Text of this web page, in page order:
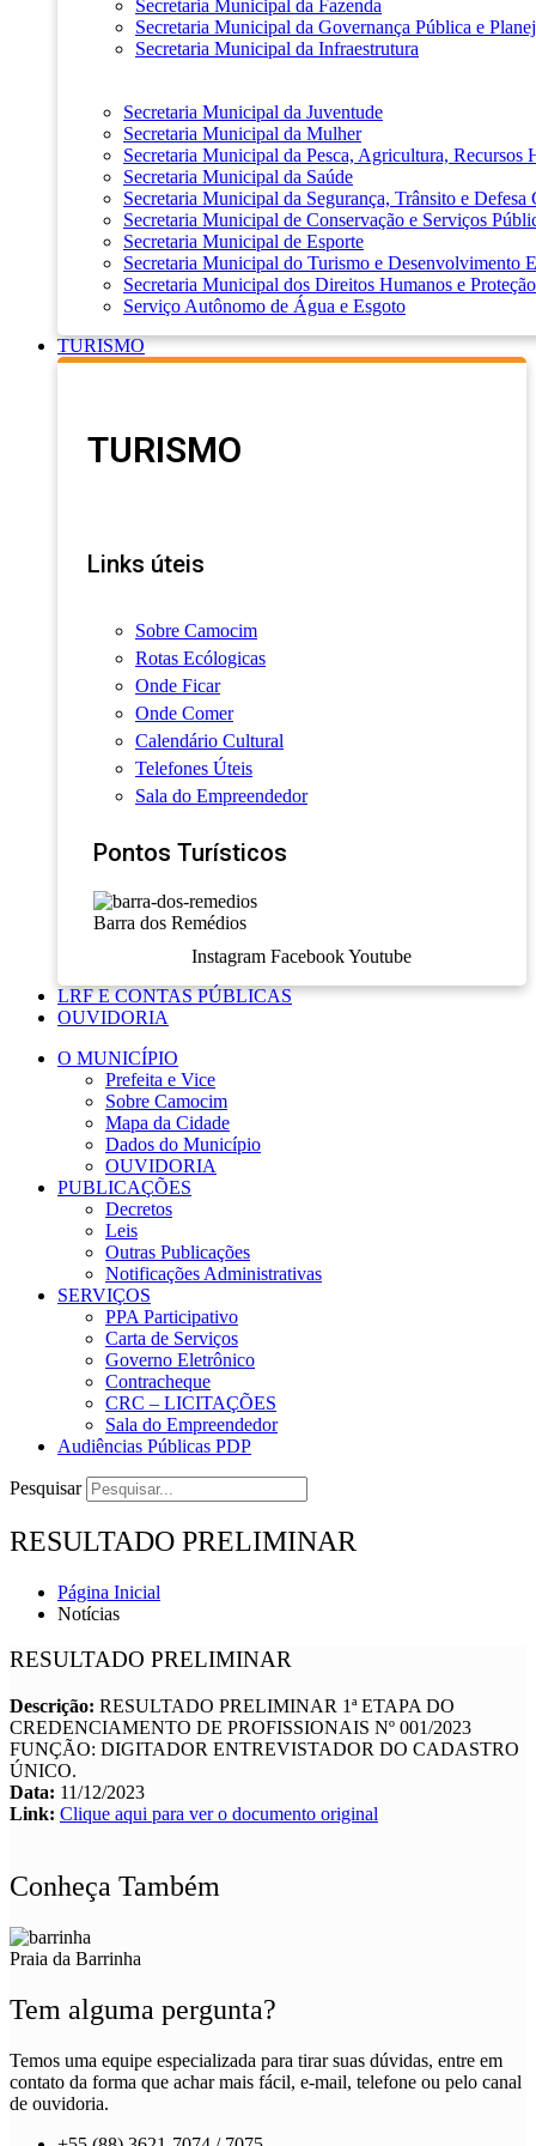
Secretaria Municipal da Fazenda
Secretaria Municipal da Governança Pública e
Secretaria Municipal da Infraestrutura
Secretaria Municipal da Juventude
Secretaria Municipal da Mulher
Secretaria Municipal da Pesca, Agricultura, Recursos
Secretaria Municipal da Saúde
Secretaria Municipal da Segurança, Trânsito e Defesa
Secretaria Municipal de Conservação e Serviços
Secretaria Municipal de Esporte
Secretaria Municipal do Turismo e Desenvolvimento
Secretaria Municipal dos Direitos Humanos e
Serviço Autônomo de Água e Esgoto
TURISMO
TURISMO
Links úteis
Sobre Camocim
Rotas Ecólogicas
Onde Ficar
Onde Comer
Calendário Cultural
Telefones Úteis
Sala do Empreendedor
Pontos Turísticos
Barra dos Remédios
Instagram Facebook Youtube
LRF E CONTAS PÚBLICAS
OUVIDORIA
O MUNICÍPIO
Prefeita e Vice
Sobre Camocim
Mapa da Cidade
Dados do Município
OUVIDORIA
PUBLICAÇÕES
Decretos
Leis
Outras Publicações
Notificações Administrativas
SERVIÇOS
PPA Participativo
Carta de Serviços
Governo Eletrônico
Contracheque
CRC – LICITAÇÕES
Sala do Empreendedor
Audiências Públicas PDP
Pesquisar
RESULTADO PRELIMINAR
Página Inicial
Notícias
RESULTADO PRELIMINAR
Descrição: RESULTADO PRELIMINAR 1ª ETAPA DO
CREDENCIAMENTO DE PROFISSIONAIS Nº 001/2023
FUNÇÃO: DIGITADOR ENTREVISTADOR DO CADASTRO
ÚNICO.
Data: 11/12/2023
Link: Clique aqui para ver o documento original
Conheça Também
Praia da Barrinha
Tem alguma pergunta?
Temos uma equipe especializada para tirar suas dúvidas, entre em
contato da forma que achar mais fácil, e-mail, telefone ou pelo canal
de ouvidoria.